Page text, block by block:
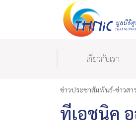
เกี่ยวกับเรา
ข่าวประชาสัมพันธ์-ข่าวสา
ทีเอชนิค